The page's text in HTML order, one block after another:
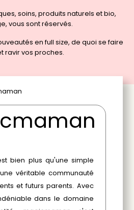
soins, produits naturels et bio,
vous sont réservés.
en full size, de quoi se faire
ravir vos proches.
bien plus qu'une simple
véritable communauté
et futurs parents. Avec
dans le domaine